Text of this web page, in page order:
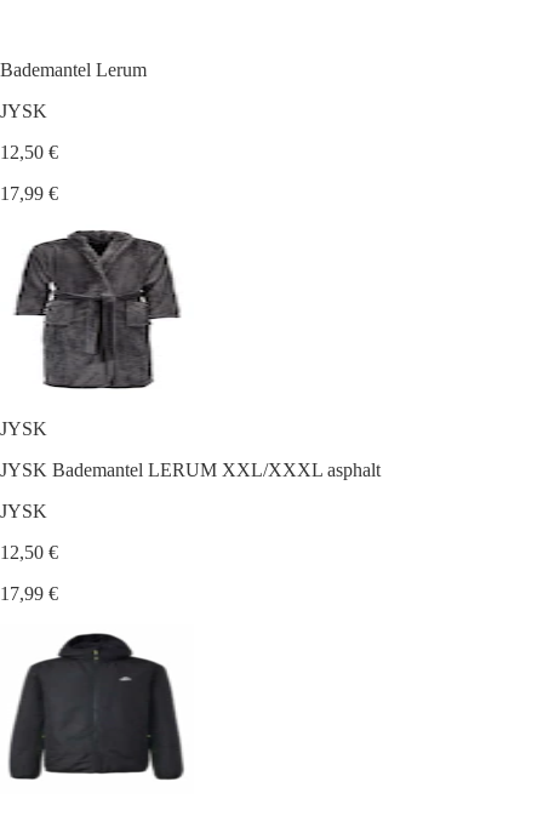
Bademantel Lerum
JYSK
12,50 €
17,99 €
JYSK
JYSK Bademantel LERUM XXL/XXXL asphalt
JYSK
12,50 €
17,99 €